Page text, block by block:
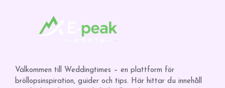
Välkommen till Weddingtimes – en plattform för
bröllopsinspiration, guider och tips. Här hittar du innehåll